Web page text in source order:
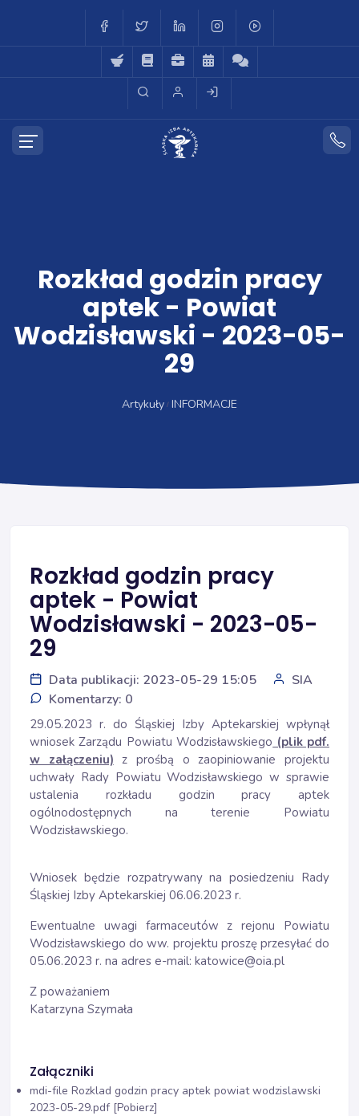
Rozkład godzin pracy
aptek - Powiat
Wodzisławski - 2023-05-
29
Artykuły INFORMACJE
Rozkład godzin pracy
aptek - Powiat
Wodzisławski - 2023-05-
29
Data publikacji: 2023-05-29 15:05
SIA
Komentarzy: 0
29.05.2023 r. do Śląskiej Izby Aptekarskiej wpłynął
wniosek Zarządu Powiatu Wodzisławskiego (plik pdf.
w załączeniu) z prośbą o zaopiniowanie projektu
uchwały Rady Powiatu Wodzisławskiego w sprawie
ustalenia rozkładu godzin pracy aptek
ogólnodostępnych na terenie Powiatu
Wodzisławskiego.
Wniosek będzie rozpatrywany na posiedzeniu Rady
Śląskiej Izby Aptekarskiej 06.06.2023 r.
Ewentualne uwagi farmaceutów z rejonu Powiatu
Wodzisławskiego do ww. projektu proszę przesyłać do
05.06.2023 r. na adres e-mail: katowice@oia.pl
Z poważaniem
Katarzyna Szymała
Załączniki
mdi-file Rozklad godzin pracy aptek powiat wodzislawski
2023-05-29.pdf [Pobierz]